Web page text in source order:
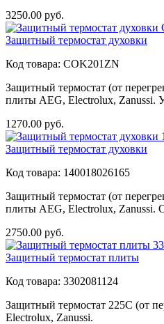
3250.00 руб.
Защитный термостат духовки
Код товара: COK201ZN
Защитный термостат (от
плиты AEG, Electrolux, Zanussi.
1270.00 руб.
Защитный термостат духовки
Код товара: 140018026165
Защитный термостат (от
плиты AEG, Electrolux, Zanussi.
2750.00 руб.
Защитный термостат плиты
Код товара: 3302081124
Защитный термостат 225С (от
Electrolux, Zanussi.